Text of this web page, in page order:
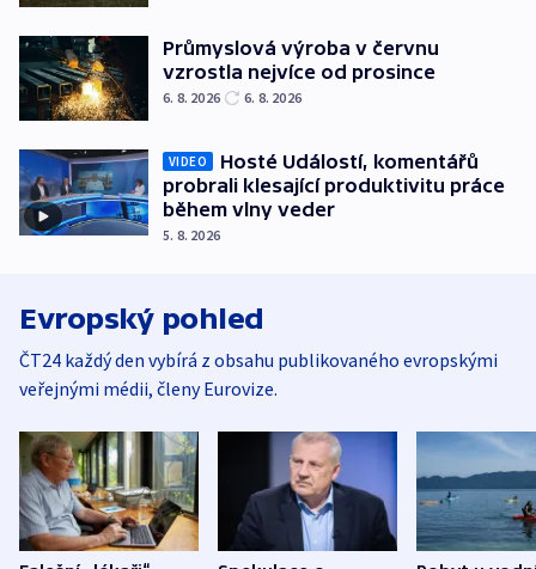
Průmyslová výroba v červnu
vzrostla nejvíce od prosince
6. 8. 2026 6. 8. 2026
VIDEO
Hosté Událostí, komentářů
probrali klesající produktivitu práce
během vlny veder
5. 8. 2026
Evropský pohled
ČT24 každý den vybírá z obsahu publikovaného evropskými
veřejnými médii, členy Eurovize.